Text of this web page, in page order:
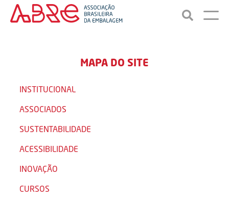
MAPA DO SITE
INSTITUCIONAL
ASSOCIADOS
SUSTENTABILIDADE
ACESSIBILIDADE
INOVAÇÃO
CURSOS